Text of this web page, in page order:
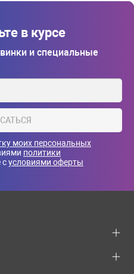
в курсе
и специальные
моих персональных
политики
сусловиями оферты